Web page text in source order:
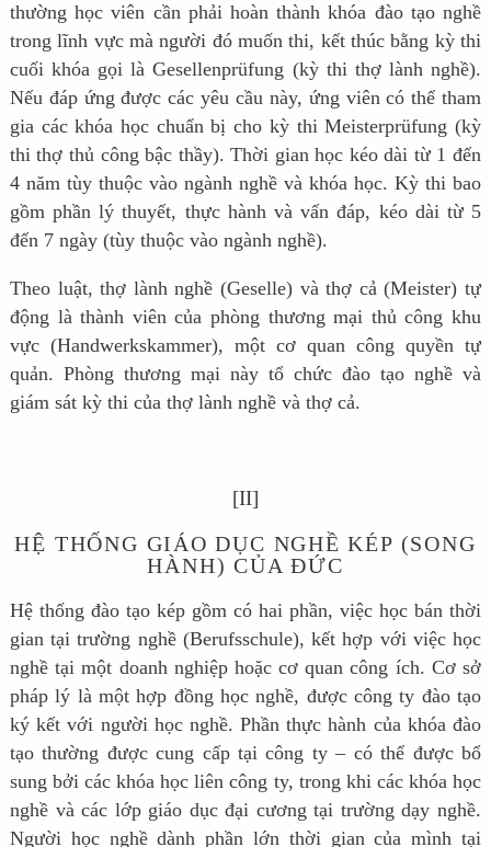
thường học viên cần phải hoàn thành khóa đào tạo nghề
trong lĩnh vực mà người đó muốn thi, kết thúc bằng kỳ thi
cuối khóa gọi là Gesellenprüfung (kỳ thi thợ lành nghề).
Nếu đáp ứng được các yêu cầu này, ứng viên có thể tham
gia các khóa học chuẩn bị cho kỳ thi Meisterprüfung (kỳ
thi thợ thủ công bậc thầy). Thời gian học kéo dài từ 1 đến
4 năm tùy thuộc vào ngành nghề và khóa học. Kỳ thi bao
gồm phần lý thuyết, thực hành và vấn đáp, kéo dài từ 5
đến 7 ngày (tùy thuộc vào ngành nghề).
Theo luật, thợ lành nghề (Geselle) và thợ cả (Meister) tự
động là thành viên của phòng thương mại thủ công khu
vực (Handwerkskammer), một cơ quan công quyền tự
quản. Phòng thương mại này tổ chức đào tạo nghề và
giám sát kỳ thi của thợ lành nghề và thợ cả.
[II]
HỆ THỐNG GIÁO DỤC NGHỀ KÉP (SONG
HÀNH) CỦA ĐỨC
Hệ thống đào tạo kép gồm có hai phần, việc học bán thời
gian tại trường nghề (Berufsschule), kết hợp với việc học
nghề tại một doanh nghiệp hoặc cơ quan công ích. Cơ sở
pháp lý là một hợp đồng học nghề, được công ty đào tạo
ký kết với người học nghề. Phần thực hành của khóa đào
tạo thường được cung cấp tại công ty – có thể được bổ
sung bởi các khóa học liên công ty, trong khi các khóa học
nghề và các lớp giáo dục đại cương tại trường dạy nghề.
Người học nghề dành phần lớn thời gian của mình tại